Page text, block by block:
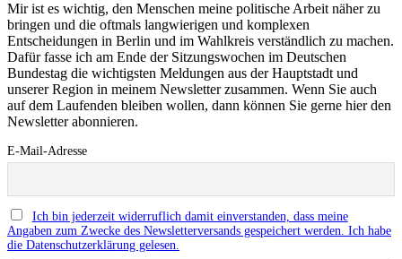
Mir ist es wichtig, den Menschen meine politische Arbeit näher zu
bringen und die oftmals langwierigen und komplexen
Entscheidungen in Berlin und im Wahlkreis verständlich zu machen.
Dafür fasse ich am Ende der Sitzungswochen im Deutschen
Bundestag die wichtigsten Meldungen aus der Hauptstadt und
unserer Region in meinem Newsletter zusammen. Wenn Sie auch
auf dem Laufenden bleiben wollen, dann können Sie gerne hier den
Newsletter abonnieren.
E-Mail-Adresse
Ich bin jederzeit widerruflich damit einverstanden, dass meine
Angaben zum Zwecke des Newsletterversands gespeichert werden. Ich habe
die Datenschutzerklärung gelesen.